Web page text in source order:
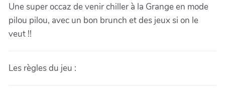
Une super occaz de venir chiller à la Grange en mode
pilou pilou, avec un bon brunch et des jeux si on le
veut !!
Les règles du jeu :